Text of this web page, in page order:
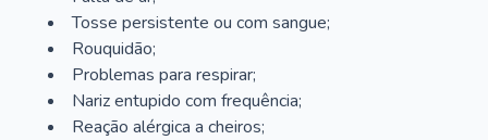
Tosse persistente ou com sangue;
Rouquidão;
Problemas para respirar;
Nariz entupido com frequência;
Reação alérgica a cheiros;